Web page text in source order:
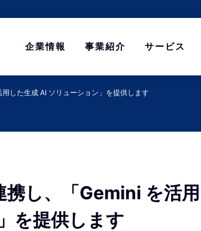
企業情報 事業紹介 サービス
した生成 AI ソリューション」を提供します
携し、「Gemini を活
を提供します